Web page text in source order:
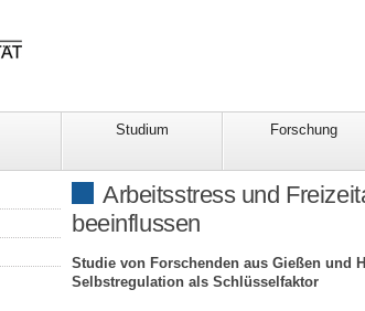
Studium Forschung
Arbeitsstress und
beeinflussen
Studie von Forschenden aus Gießen und
Selbstregulation als Schlüsselfaktor